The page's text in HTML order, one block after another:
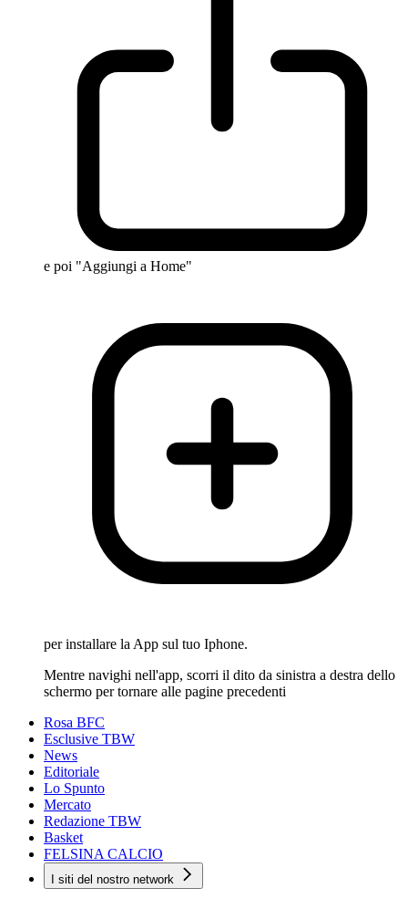
e poi "Aggiungi a Home"
per installare la App sul tuo Iphone.
Mentre navighi nell'app, scorri il dito da sinistra a destra dello
schermo per tornare alle pagine precedenti
Rosa BFC
Esclusive TBW
News
Editoriale
Lo Spunto
Mercato
Redazione TBW
Basket
FELSINA CALCIO
I siti del nostro network